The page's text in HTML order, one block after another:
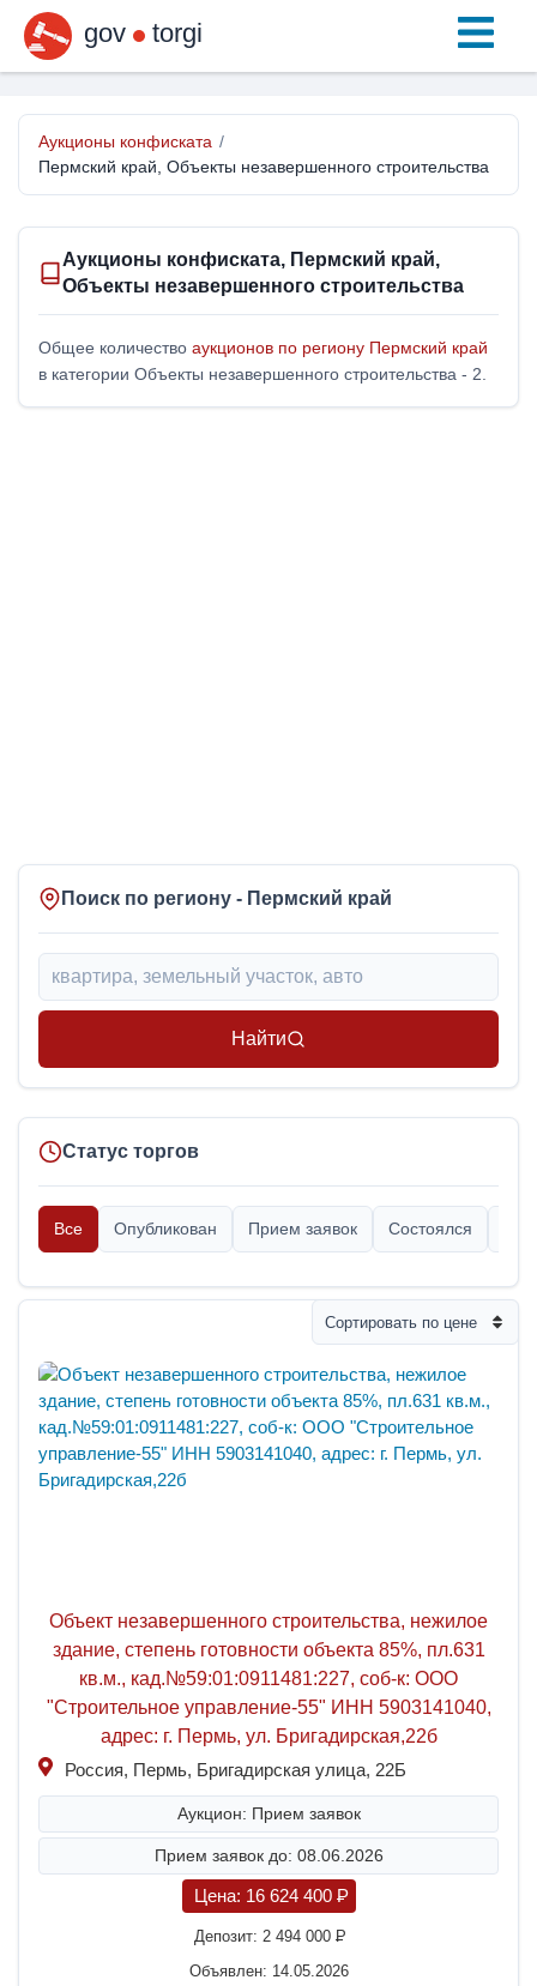
gov torgi
Аукционы конфиската /
Пермский край, Объекты незавершенного строительства
Аукционы конфиската, Пермский край,
Объекты незавершенного строительства
Общее количество аукционов по региону Пермский край
в категории Объекты незавершенного строительства - 2.
Поиск по региону - Пермский край
Найти
Статус торгов
Все Опубликован Прием заявок Состоялся
Сортировать по цене
Объект незавершенного строительства, нежилое
здание, степень готовности объекта 85%, пл.631
кв.м., кад.№59:01:0911481:227, соб-к: ООО
"Строительное управление-55" ИНН 5903141040,
адрес: г. Пермь, ул. Бригадирская,22б
Россия, Пермь, Бригадирская улица, 22Б
Аукцион: Прием заявок
Прием заявок до: 08.06.2026
Цена: 16 624 400 P
Депозит: 2 494 000P
Объявлен: 14.05.2026